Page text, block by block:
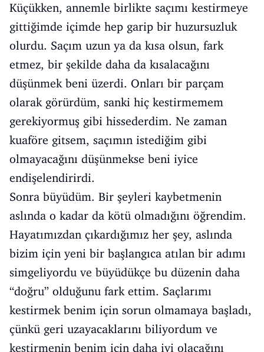
Küçükken, annemle birlikte saçımı kestirmeye
gittiğimde içimde hep garip bir huzursuzluk
olurdu. Saçım uzun ya da kısa olsun, fark
etmez, bir şekilde daha da kısalacağını
düşünmek beni üzerdi. Onları bir parçam
olarak görürdüm, sanki hiç kestirmemem
gerekiyormuş gibi hissederdim. Ne zaman
kuaföre gitsem, saçımın istediğim gibi
olmayacağını düşünmekse beni iyice
endişelendirirdi.
Sonra büyüdüm. Bir şeyleri kaybetmenin
aslında o kadar da kötü olmadığını öğrendim.
Hayatımızdan çıkardığımız her şey, aslında
bizim için yeni bir başlangıca atılan bir adımı
simgeliyordu ve büyüdükçe bu düzenin daha
“doğru” olduğunu fark ettim. Saçlarımı
kestirmek benim için sorun olmamaya başladı,
çünkü geri uzayacaklarını biliyordum ve
kestirmenin benim için daha iyi olacağını